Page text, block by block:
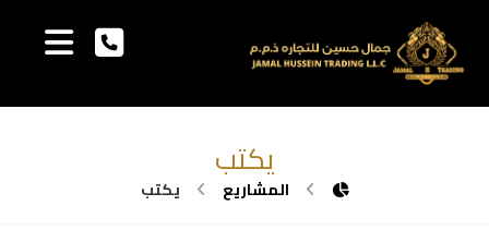
يكتب
المشاريع يكتب